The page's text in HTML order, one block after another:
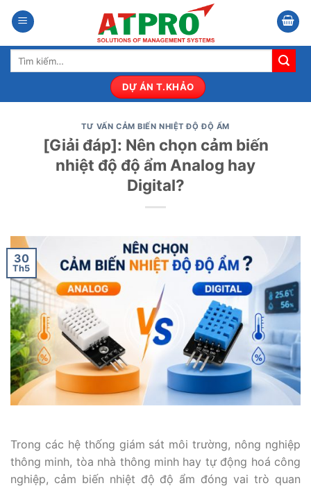
qua
nội
dung
Tìm
DỰ ÁN T.KHẢO
TƯ VẤN CẢM BIẾN NHIỆT ĐỘ ĐỘ ẨM
[Giải đáp]: Nên chọn cảm biến
nhiệt độ độ ẩm Analog hay
Digital?
30
Th5
Trong các hệ thống giám sát môi trường, nông nghiệp
thông minh, tòa nhà thông minh hay tự động hoá công
nghiệp, cảm biến nhiệt độ độ ẩm đóng vai trò quan